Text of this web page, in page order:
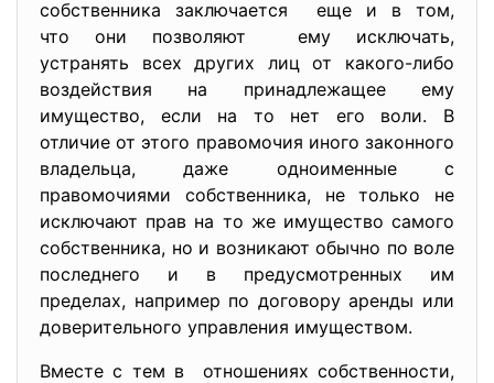
собственника заключается еще и в том,
что они позволяют ему исключать,
устранять всех других лиц от какого-либо
воздействия на принадлежащее ему
имущество, если на то нет его воли. В
отличие от этого правомочия иного законного
владельца, даже одноименные с
правомочиями собственника, не только не
исключают прав на то же имущество самого
собственника, но и возникают обычно по воле
последнего и в предусмотренных им
пределах, например по договору аренды или
доверительного управления имуществом.
Вместе с тем в отношениях собственности,